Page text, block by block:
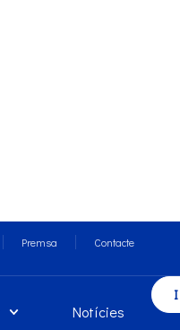
Premsa Contacte
Notícies